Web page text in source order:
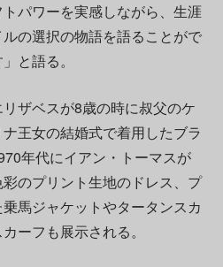
パワーを実感しながら、生涯
の選択の物語を語ることがで
と語る。
ザベスが8歳の時に叔父のケ
王女の結婚式で着用したブラ
年代にイアン・トーマスが
のプリント生地のドレス、プ
馬ジャケットやタータンスカ
ーフも展示される。